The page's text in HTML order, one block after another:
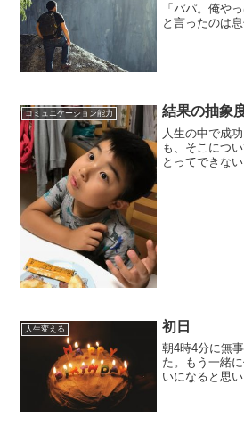
「パパ。俺や
と言ったのは息
コミュニケーション能力 結果の抽象
人生の中で成
も、そこにつ
とってできな
人生変える 初日
朝4時4分に無
た。もう一緒
いになると思